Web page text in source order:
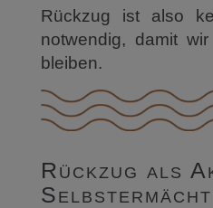
Rückzug ist also
notwendig, damit
bleiben.
Rückzug als